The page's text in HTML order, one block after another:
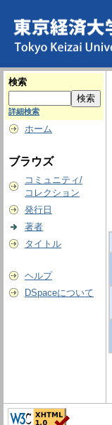
検索
詳細検索
ホーム
ブラウズ
コミュニティ/
コレクション
発行日
著者
タイトル
ヘルプ
DSpaceについて